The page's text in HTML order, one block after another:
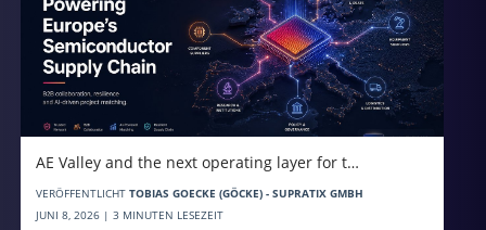
AE Valley and the next operating layer for t…
VERÖFFENTLICHT TOBIAS GOECKE (GÖCKE) - SUPRATIX GMBH
JUNI 8, 2026 | 3 MINUTEN LESEZEIT